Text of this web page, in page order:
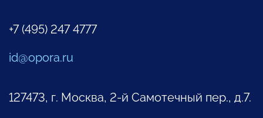
+7 (495) 247 4777
id@opora.ru
127473, г. Москва, 2-й Самотечный пер., д.7.